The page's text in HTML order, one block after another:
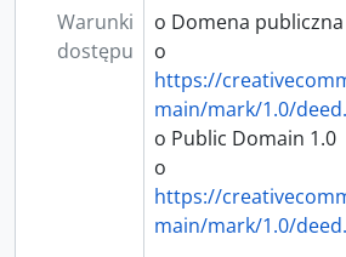
Warunki
dostępu
o Domena publiczna
o
https://
main/mark/1.0/
o Public Domain 1.0
o
https://
main/mark/1.0/